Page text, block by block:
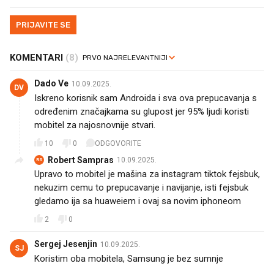
PRIJAVITE SE
KOMENTARI (8)
DV Dado Ve 10.09.2025.
Iskreno korisnik sam Androida i sva ova prepucavanja s
određenim značajkama su glupost jer 95% ljudi koristi
mobitel za najosnovnije stvari.
10 0 ODGOVORITE
RS Robert Sampras 10.09.2025.
Upravo to mobitel je mašina za instagram tiktok fejsbuk,
nekuzim cemu to prepucavanje i navijanje, isti fejsbuk
gledamo ija sa huaweiem i ovaj sa novim iphoneom
2 0
SJ Sergej Jesenjin 10.09.2025.
Koristim oba mobitela, Samsung je bez sumnje